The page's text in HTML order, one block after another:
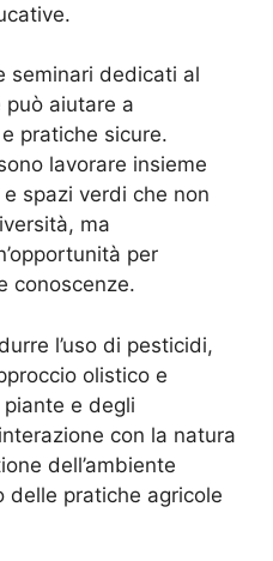
seminari dedicati al
aiutare a
pratiche sicure.
lavorare insieme
spazi verdi che non
ma
per
conoscenze.
l’uso di pesticidi,
olistico e
e degli
con la natura
dell’ambiente
delle pratiche agricole